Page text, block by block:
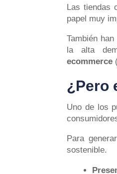
Las tiendas
papel muy
También
la alta
ecommerce
¿Pero
Uno de los
Para
sostenible.